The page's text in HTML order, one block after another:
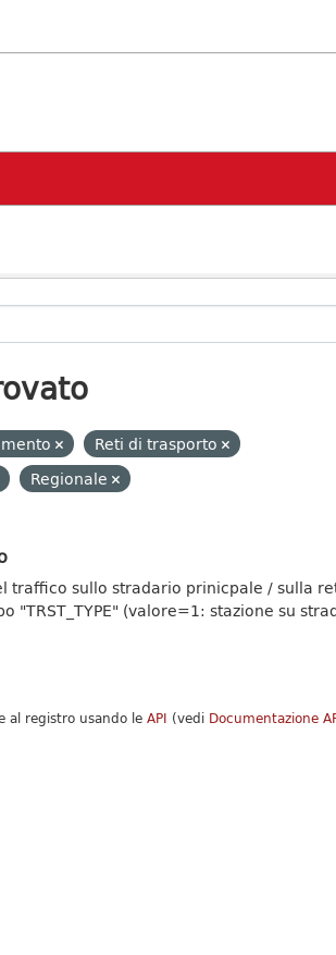
Reti di trasporto
Regionale
traffico sullo stradario prinicpale / sulla
"TRST_TYPE" (valore=1: stazione su
al registro usando le API (vedi Documentazione